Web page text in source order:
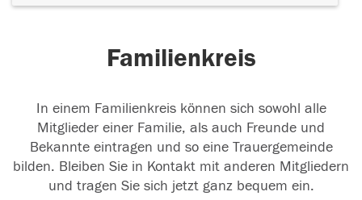
Familienkreis
In einem Familienkreis können sich sowohl alle
Mitglieder einer Familie, als auch Freunde und
Bekannte eintragen und so eine Trauergemeinde
bilden. Bleiben Sie in Kontakt mit anderen Mitgliedern
und tragen Sie sich jetzt ganz bequem ein.